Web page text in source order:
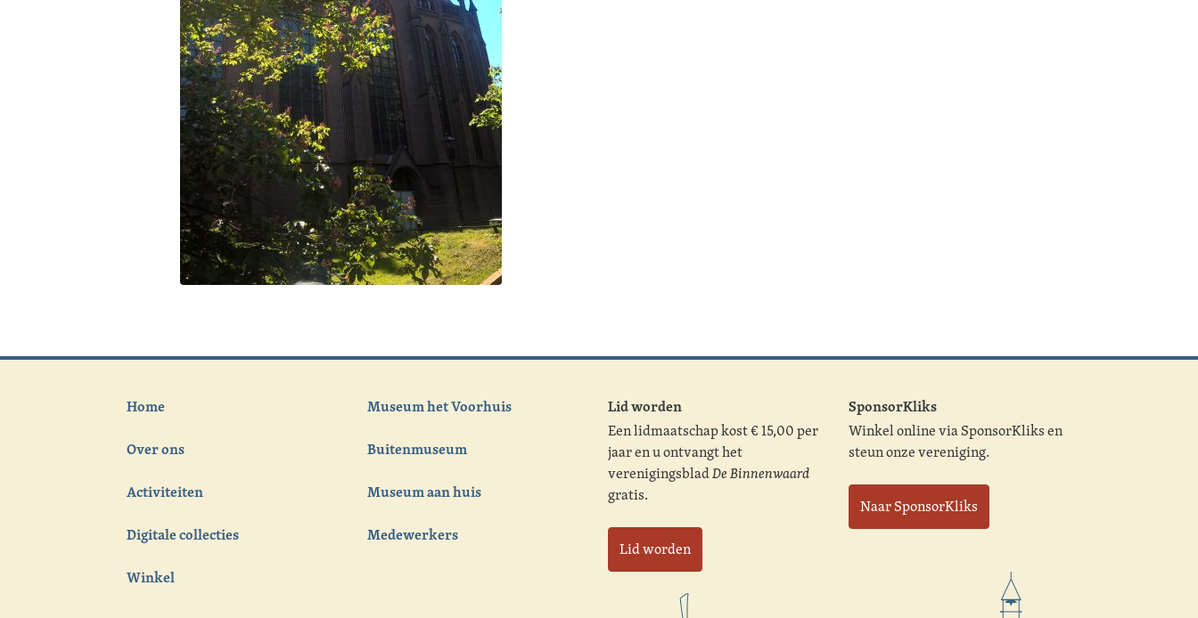
Home
Over ons
Activiteiten
Digitale collecties
Winkel
Museum het Voorhuis
Buitenmuseum
Museum aan huis
Medewerkers
Lid worden
Een lidmaatschap kost € 15,00 per
jaar en u ontvangt het
verenigingsbladDe Binnenwaard
gratis.
Lid worden
SponsorKliks
Winkel online via SponsorKliks en
steun onze vereniging.
Naar SponsorKliks